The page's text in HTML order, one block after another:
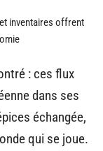
inventaires offrent
: ces flux
dans ses
échangée,
qui se joue.